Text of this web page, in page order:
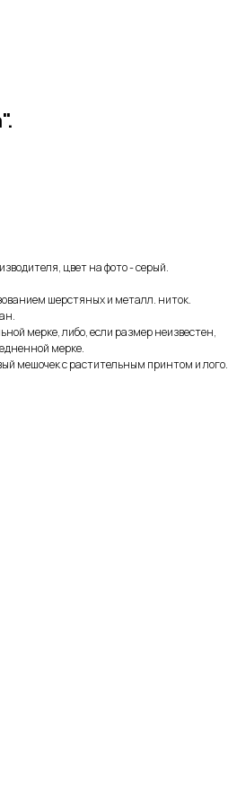
цвет на фото - серый.
шерстяных и металл. ниток.
мерке, либо, если размер неизвестен,
мерке.
мешочек с растительным принтом и лого.